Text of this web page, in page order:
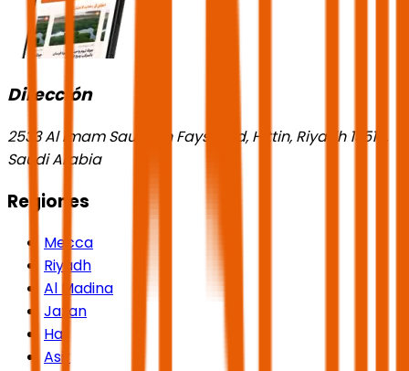
Dirección
2533 Al Imam Saud Ibn Faysal Rd, Hittin, Riyadh 13518,
Saudi Arabia
Regiones
Mecca
Riyadh
Al Madina
Jazan
Hail
Asir